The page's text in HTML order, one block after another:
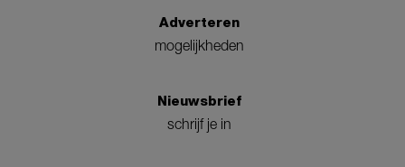
Adverteren
mogelijkheden
Nieuwsbrief
schrijf je in